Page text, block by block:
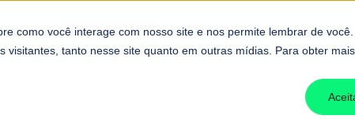
como você interage com nosso site e nos permite lembrar de
tanto nesse site quanto em outras mídias. Para obter
REFORMA TRIBUTÁRIA Fale conosco